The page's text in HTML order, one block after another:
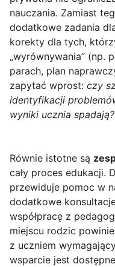
nauczania. Zamiast
dodatkowe zadania
korekty dla tych,
„wyrównywania” (np.
parach, plan
zapytać wprost: czy
identyfikacji
wyniki ucznia spadają?
Równie istotne są
cały proces edukacji.
przewiduje pomoc w
dodatkowe
współpracę z
miejscu rodzic
z uczniem
wsparcie jest